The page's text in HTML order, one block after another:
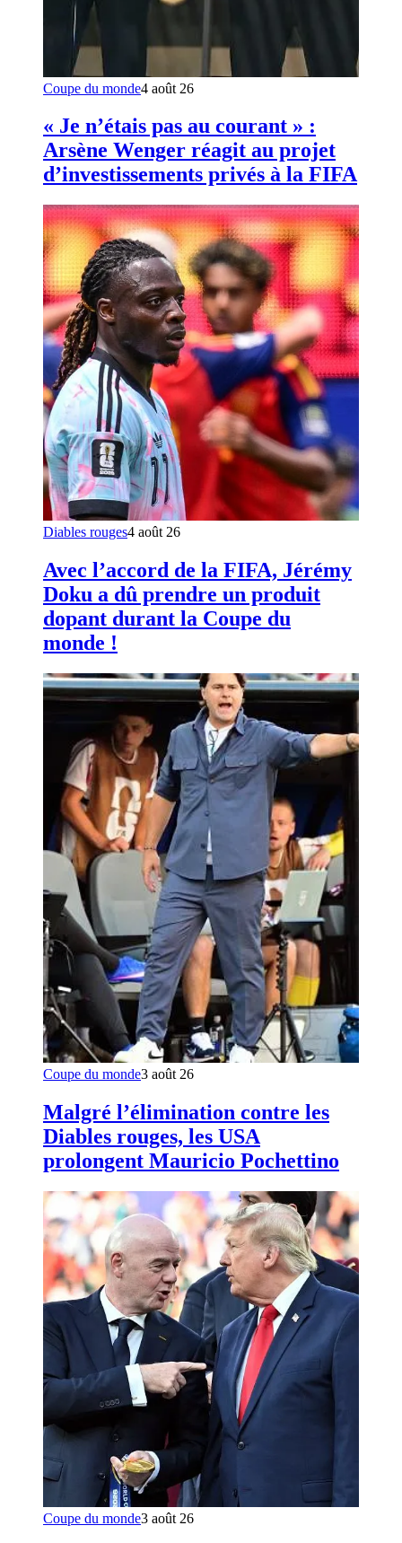
Coupe du monde4 août 26
« Je n’étais pas au courant » :
Arsène Wenger réagit au projet
d’investissements privés à la FIFA
Diables rouges4 août 26
Avec l’accord de la FIFA, Jérémy
Doku a dû prendre un produit
dopant durant la Coupe du
monde !
Coupe du monde3 août 26
Malgré l’élimination contre les
Diables rouges, les USA
prolongent Mauricio Pochettino
Coupe du monde3 août 26